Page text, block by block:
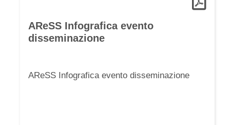
AReSS Infografica evento
disseminazione
AReSS Infografica evento disseminazione